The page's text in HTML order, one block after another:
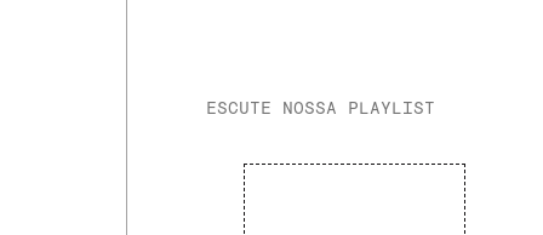
ESCUTE NOSSA PLAYLIST